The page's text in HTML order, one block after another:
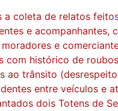
a coleta de relatos
e acompanhantes,
e
com histórico de
ao trânsito
entre veículos e
dois Totens de